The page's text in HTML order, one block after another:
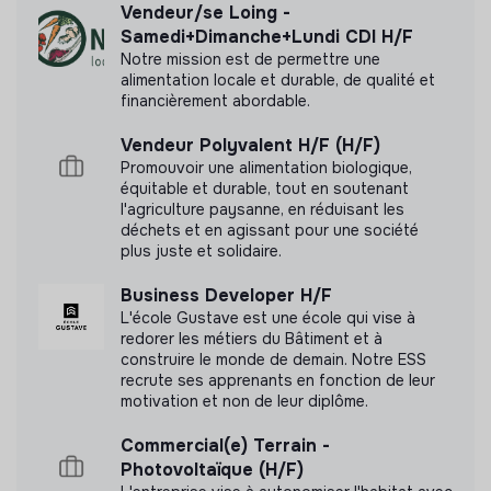
Envoyer un CV et un mail de présentation
Premier appel
Visite dans nos bureaux
Cas pratique
Labels et certifications
Cette structure n'a pas souhaité nous
communiquer les labels ou certifications qu'elle a
pu obtenir.
Documents
N'a pas encore communiqué de documents de
transparence
Vendeur/se Loing -
Samedi+Dimanche+Lundi CDI H/F
Notre mission est de permettre une
alimentation locale et durable, de qualité et
financièrement abordable.
Vendeur Polyvalent H/F (H/F)
Promouvoir une alimentation biologique,
équitable et durable, tout en soutenant
l'agriculture paysanne, en réduisant les
déchets et en agissant pour une société
plus juste et solidaire.
Business Developer H/F
L'école Gustave est une école qui vise à
redorer les métiers du Bâtiment et à
construire le monde de demain. Notre ESS
recrute ses apprenants en fonction de leur
motivation et non de leur diplôme.
Commercial(e) Terrain -
Photovoltaïque (H/F)